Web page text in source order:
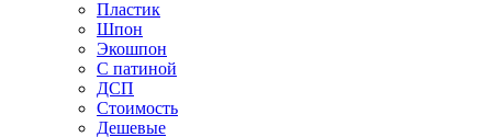
Пластик
Шпон
Экошпон
С патиной
ДСП
Стоимость
Дешевые